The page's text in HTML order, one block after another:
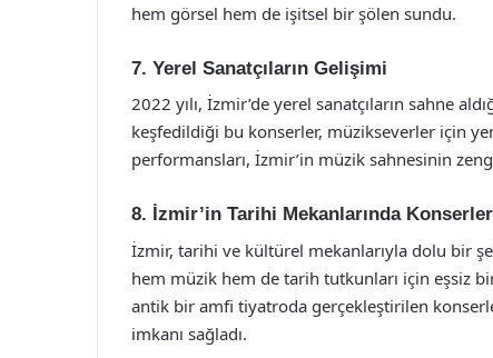
hem görsel hem de işitsel bir şölen sundu.
7. Yerel Sanatçıların Gelişimi
2022 yılı, İzmir’de yerel sanatçıların sahne
keşfedildiği bu konserler, müzikseverler için
performansları, İzmir’in müzik sahnesinin
8. İzmir’in Tarihi Mekanlarında Konserler
İzmir, tarihi ve kültürel mekanlarıyla dolu bir
hem müzik hem de tarih tutkunları için eşsiz
antik bir amfi tiyatroda gerçekleştirilen
imkanı sağladı.